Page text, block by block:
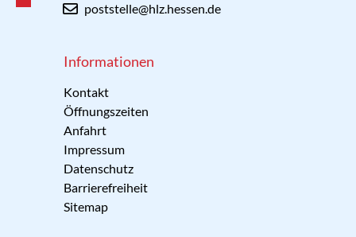
poststelle@hlz.hessen.de
Informationen
Kontakt
Öffnungszeiten
Anfahrt
Impressum
Datenschutz
Barrierefreiheit
Sitemap